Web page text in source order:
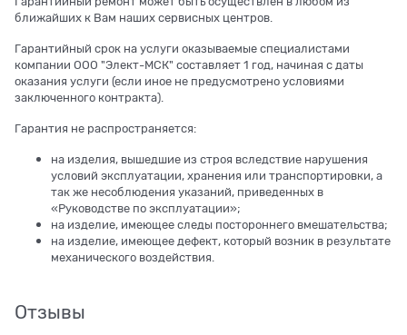
ближайших к Вам наших сервисных центров.
Гарантийный срок на услуги оказываемые специалистами
компании ООО "Элект-МСК" составляет 1 год, начиная с даты
оказания услуги (если иное не предусмотрено условиями
заключенного контракта).
Гарантия не распространяется:
на изделия, вышедшие из строя вследствие нарушения
условий эксплуатации, хранения или транспортировки, а
так же несоблюдения указаний, приведенных в
«Руководстве по эксплуатации»;
на изделие, имеющее следы постороннего вмешательства;
на изделие, имеющее дефект, который возник в результате
механического воздействия.
Отзывы